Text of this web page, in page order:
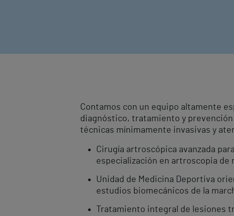
Contamos con un equipo altamente
diagnóstico, tratamiento y
técnicas mínimamente invasivas y
Cirugía artroscópica avanzada
especialización en artroscopia de
Unidad de Medicina Deportiva
estudios biomecánicos de la
Tratamiento integral de lesiones